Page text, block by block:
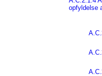
opfyldelse